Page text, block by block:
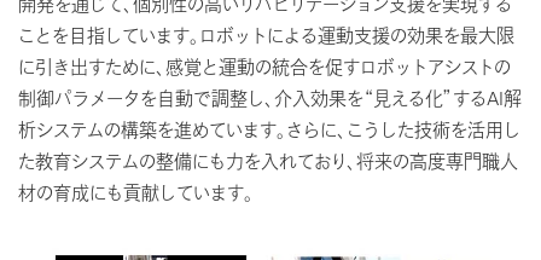
ことを目指しています。ロボットによる運動支援の効果を最大限
に引き出すために、感覚と運動の統合を促すロボットアシストの
制御パラメータを自動で調整し、介入効果を“見える化”するAI解
析システムの構築を進めています。さらに、こうした技術を活用し
た教育システムの整備にも力を入れており、将来の高度専門職人
材の育成にも貢献しています。